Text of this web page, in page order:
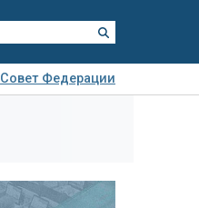
Совет Федерации